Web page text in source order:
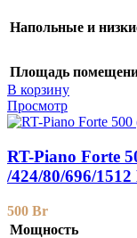
Напольные и
Площадь
В корзину
Просмотр
RT-Piano Forte
/424/80/696/1512
500 Br
Мощность